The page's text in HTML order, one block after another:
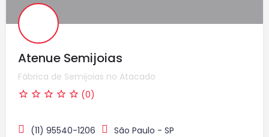
Atenue Semijoias
Fábrica de Semijoias no Atacado
(0)
(11) 95540-1206 São Paulo - SP